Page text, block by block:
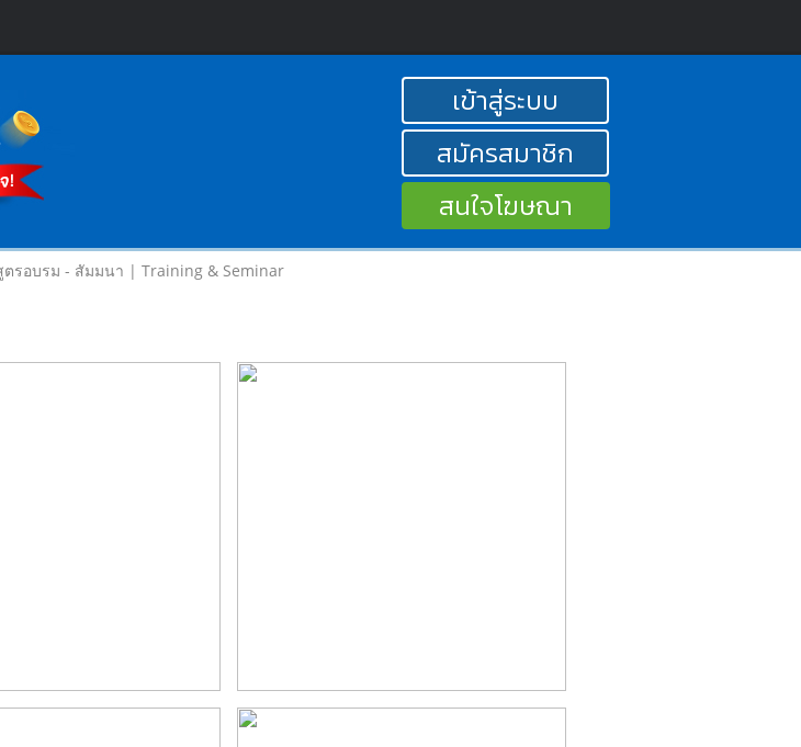
เข้าสู่ระบบ
สมัครสมาชิก
สนใจโฆษณา
ตรอบรม - สัมมนา | Training & Seminar